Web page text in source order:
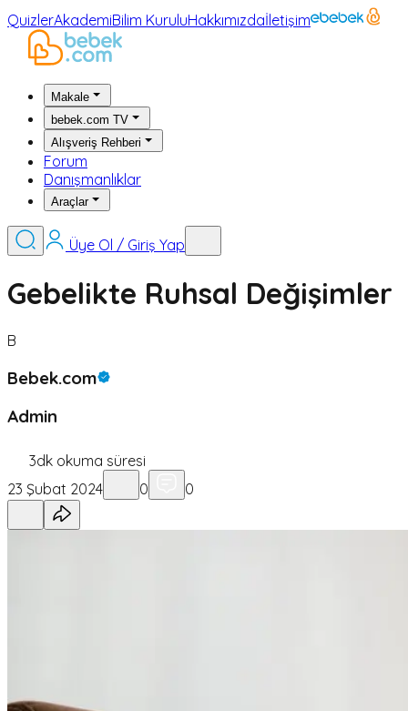
QuizlerAkademiBilim KuruluHakkımızdaİletişim
Makale
bebek.com TV
Alışveriş Rehberi
Forum
Danışmanlıklar
Araçlar
Üye Ol / Giriş Yap
Gebelikte Ruhsal Değişimler
B
Bebek.com
Admin
3dk okuma süresi
23 Şubat 2024
0 0